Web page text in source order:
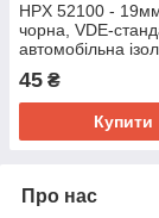
HPX 52100 -
чорна, VDE-
автомобільна
стрічка
45 ₴
Купити
Про нас